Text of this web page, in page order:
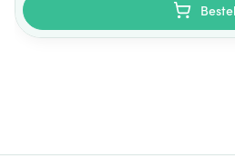
Bestel